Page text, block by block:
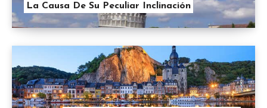
La Causa De Su Peculiar Inclinación